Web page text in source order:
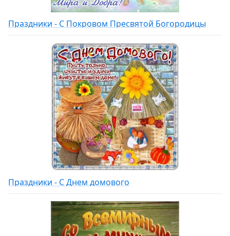
Праздники - С Покровом Пресвятой Богородицы
Праздники - С Днем домового